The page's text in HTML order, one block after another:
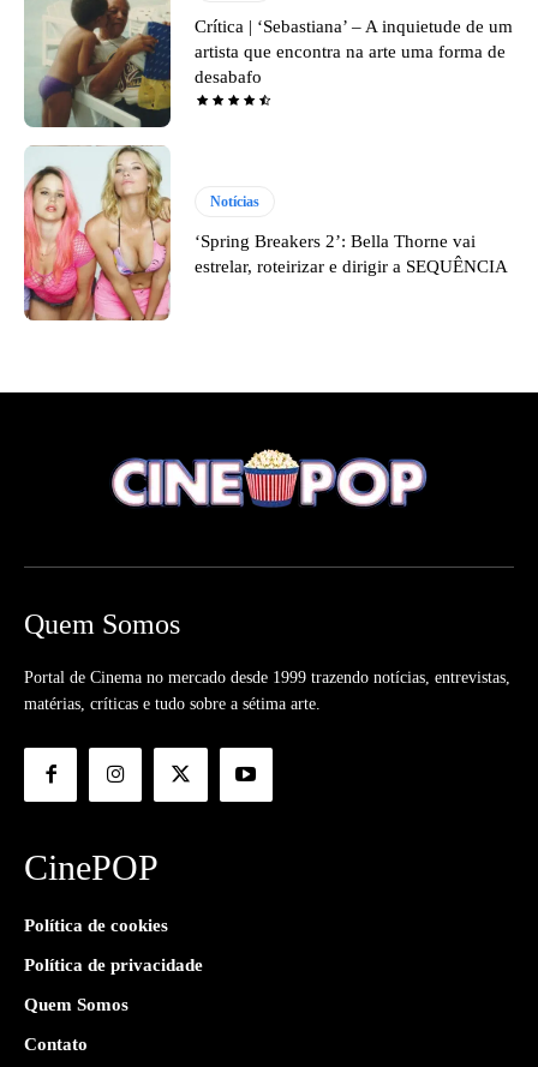
Crítica | ‘Sebastiana’ – A inquietude de um
artista que encontra na arte uma forma de
desabafo
Notícias
‘Spring Breakers 2’: Bella Thorne vai
estrelar, roteirizar e dirigir a SEQUÊNCIA
Quem Somos
Portal de Cinema no mercado desde 1999 trazendo notícias, entrevistas,
matérias, críticas e tudo sobre a sétima arte.
CinePOP
Política de cookies
Política de privacidade
Quem Somos
Contato